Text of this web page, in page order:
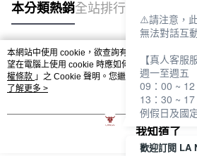
本分類熱銷全站排行
熱門標籤
本網站中使用 cookie，欲查詢有關本網站使用
望在電腦上使用 cookie 時應如何變更電腦的
權條款 」之 Cookie 聲明。您繼續使用本網站即
用條款之 Cookie 聲明使用 cookie。
了解更多 >
我知道了
⚠️請注意，
無法對話互
【真人客服
週一至週五
09：00 ~ 12
13：30 ~
例假日及國